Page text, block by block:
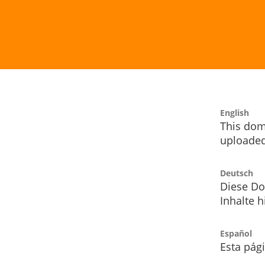
English
This
Deutsch
Diese
Inhalte
Español
Esta